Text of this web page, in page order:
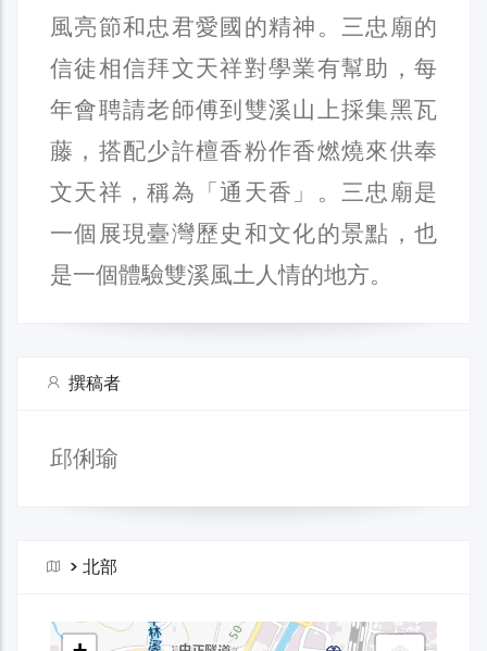
風亮節和忠君愛國的精神。三忠廟的
信徒相信拜文天祥對學業有幫助，每
年會聘請老師傅到雙溪山上採集黑瓦
藤，搭配少許檀香粉作香燃燒來供奉
文天祥，稱為「通天香」。三忠廟是
一個展現臺灣歷史和文化的景點，也
是一個體驗雙溪風土人情的地方。
撰稿者
邱俐瑜
> 北部